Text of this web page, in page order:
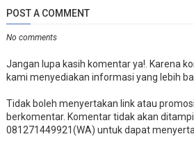
POST A COMMENT
No comments
Jangan lupa kasih komentar ya!. Karena
kami menyediakan informasi yang lebih
Tidak boleh menyertakan link atau
berkomentar. Komentar tidak akan
081271449921(WA) untuk dapat